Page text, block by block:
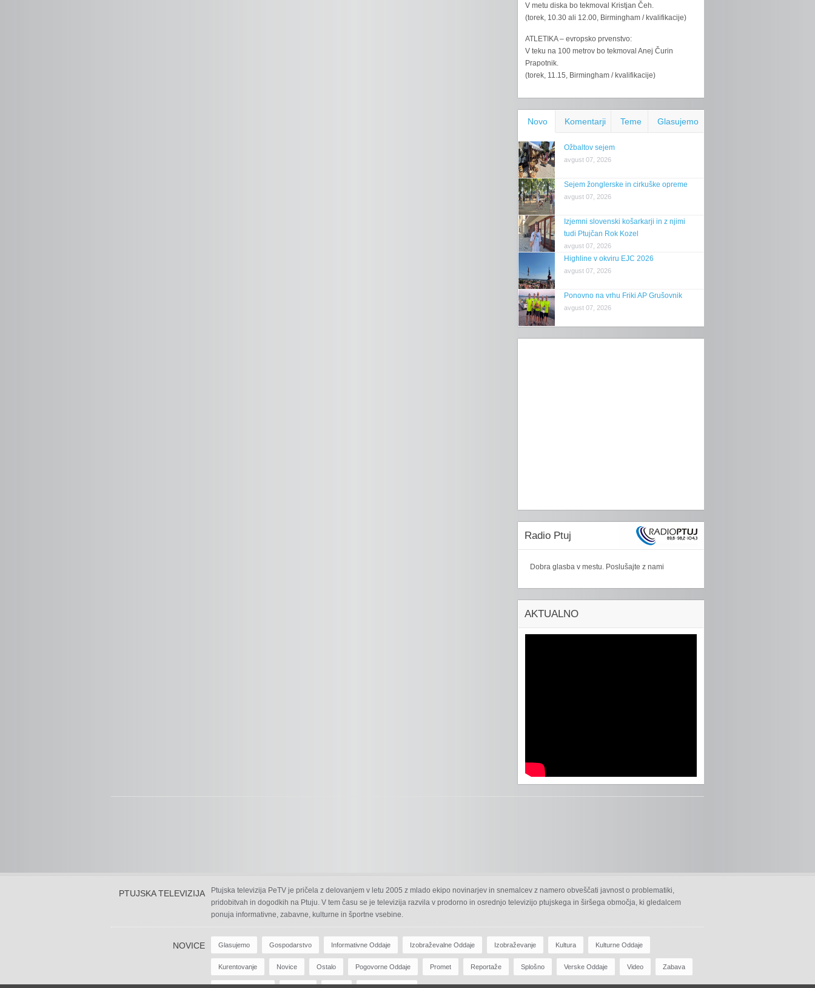
V metu diska bo tekmoval Kristjan Čeh.
(torek, 10.30 ali 12.00, Birmingham / kvalifikacije)
ATLETIKA – evropsko prvenstvo:
V teku na 100 metrov bo tekmoval Anej Čurin
Prapotnik.
(torek, 11.15, Birmingham / kvalifikacije)
Novo Komentarji Teme Glasujemo
Ožbaltov sejem
avgust 07, 2026
Sejem žonglerske in cirkuške opreme
avgust 07, 2026
Izjemni slovenski košarkarji in z njimi
tudi Ptujčan Rok Kozel
avgust 07, 2026
Highline v okviru EJC 2026
avgust 07, 2026
Ponovno na vrhu Friki AP Grušovnik
avgust 07, 2026
Radio Ptuj
Dobra glasba v mestu. Poslušajte z nami
AKTUALNO
PTUJSKA TELEVIZIJA
Ptujska televizija PeTV je pričela z delovanjem v letu 2005 z mlado ekipo novinarjev in snemalcev z namero obveščati javnost o problematiki,
pridobitvah in dogodkih na Ptuju. V tem času se je televizija razvila v prodorno in osrednjo televizijo ptujskega in širšega območja, ki gledalcem
ponuja informativne, zabavne, kulturne in športne vsebine.
NOVICE Glasujemo Gospodarstvo Informativne Oddaje Izobraževalne Oddaje Izobraževanje Kultura Kulturne Oddaje
Kurentovanje Novice Ostalo Pogovorne Oddaje Promet Reportaže Splošno Verske Oddaje Video Zabava